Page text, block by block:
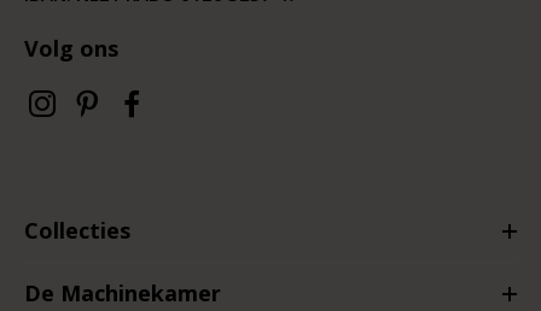
Volg ons
Collecties
De Machinekamer